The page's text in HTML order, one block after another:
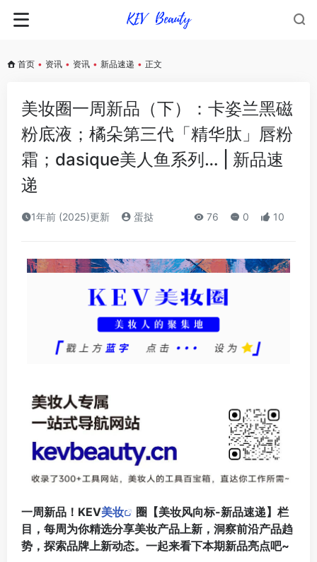
首页 • 资讯 • 资讯 • 新品速递 • 正文
美妆圈一周新品（下）：卡姿兰黑磁
粉底液；橘朵第三代「精华肽」唇粉
霜；dasique美人鱼系列… | 新品速
递
1年前 (2025)更新 蛋挞 76 0 10
一周新品！KEV美妆
圈【美妆风向标-新品速递】栏
目，每周为你精选分享美妆产品上新，洞察前沿产品趋
势，探索品牌上新动态。一起来看下本期新品亮点吧~